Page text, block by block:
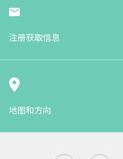
注册获取信息
地图和方向